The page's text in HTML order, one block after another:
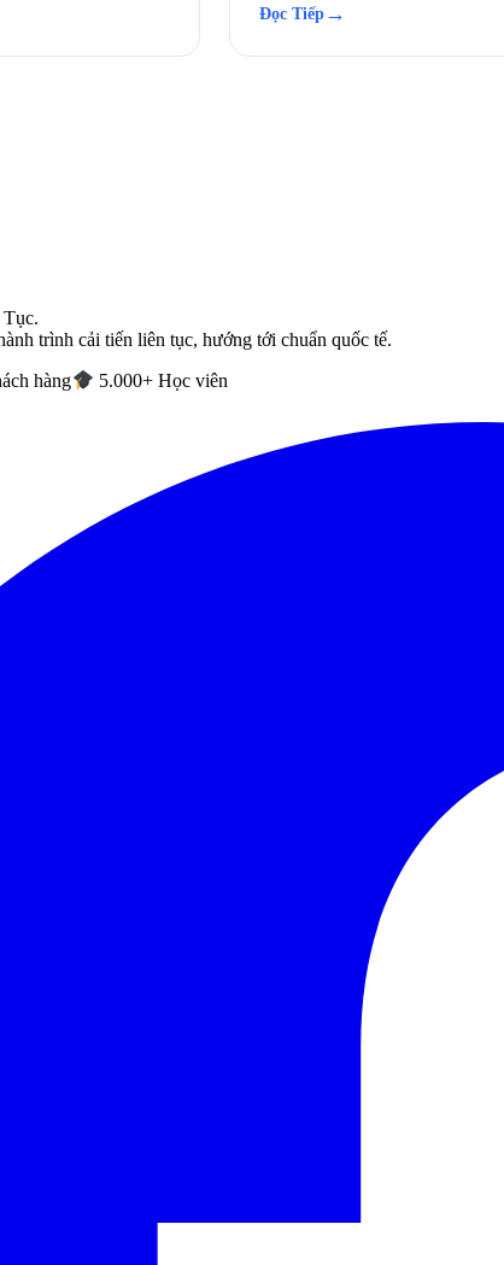
Đọc Tiếp→
trình cải tiến liên tục, hướng tới chuẩn quốc tế.
hàng 5.000+ Học viên